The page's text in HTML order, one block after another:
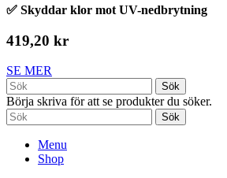
✅ Skyddar klor mot UV-nedbrytning
419,20 kr
SE MER
Sök
Börja skriva för att se produkter du söker.
Sök
Menu
Shop